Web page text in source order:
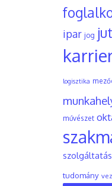
ipar jog
logisztika
művészet
szolgáltatás
tudomány